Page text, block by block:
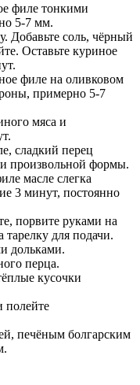
филе тонкими
5-7 мм.
Добавьте соль, чёрный
Оставьте куриное
филе на оливковом
примерно 5-7
мяса и
сладкий перец
произвольной формы.
масле слегка
3 минут, постоянно
порвите руками на
для подачи.
дольками.
перца.
кусочки
полейте
печёным болгарским